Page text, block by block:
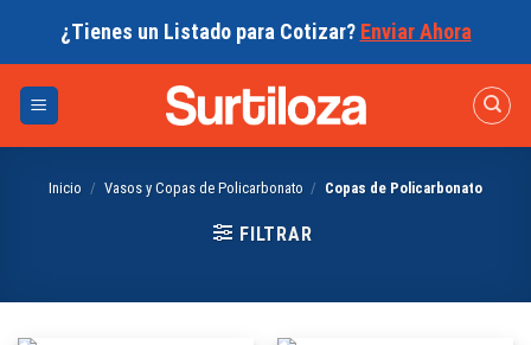
¿Tienes un Listado para Cotizar? Enviar Ahora
Inicio / Vasos y Copas de Policarbonato / Copas de Policarbonato
FILTRAR